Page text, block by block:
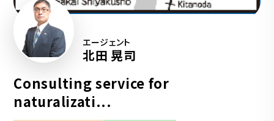
エージェント
北田 晃司
Consulting service for
naturalizati...